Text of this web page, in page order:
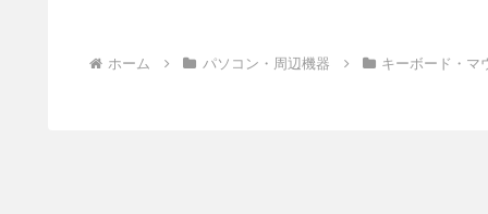
ホーム パソコン・周辺機器 キーボード・マ